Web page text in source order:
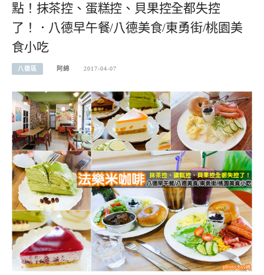
點！抹茶控、蛋糕控、貝果控全都失控
了！．八德早午餐/八德美食/東勇街/桃園美
食小吃
八德區 阿綿 2017-04-07